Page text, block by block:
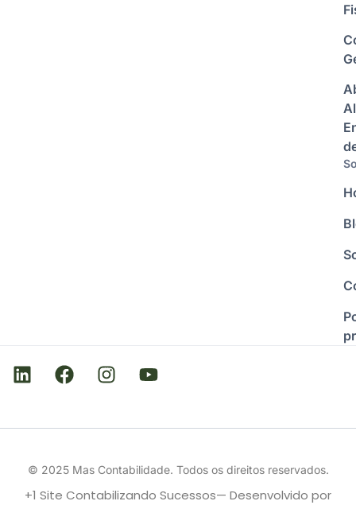
© 2025 Mas Contabilidade. Todos os direitos reservados.
+1 Site Contabilizando Sucessos— Desenvolvido por